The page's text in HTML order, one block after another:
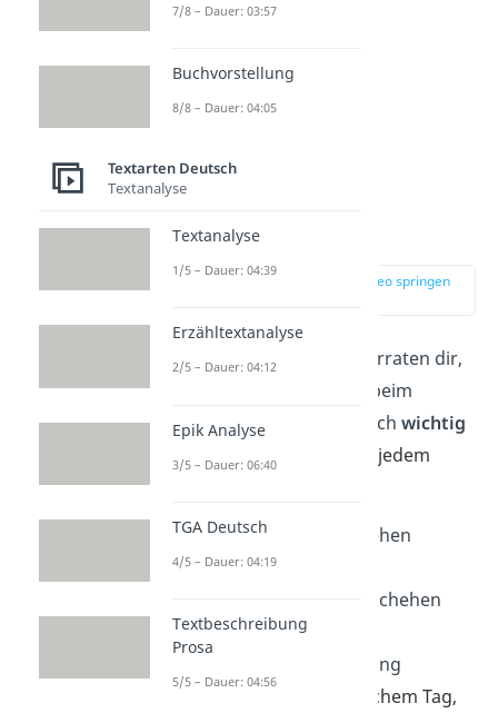
W-Fragen
zur Stelle im Video springen
Die siebenW-Fragen verraten dir,
che Informationen beim
Bericht schreiben wirklich wichtig
sin d. Diese musst du in jedem
Werwar am Geschehen
beteiligt?
hat sich das Geschehen
ereignet?
ist die Handlung
schehen? An welchem Tag,
7/8 – Dauer: 03:57
Buchvorstellung
8/8 – Dauer: 04:05
Textarten Deutsch
Textanalyse
Textanalyse
1/5 – Dauer: 04:39
Erzähltextanalyse
2/5 – Dauer: 04:12
Epik Analyse
3/5 – Dauer: 06:40
TGA Deutsch
4/5 – Dauer: 04:19
Textbeschreibung
Prosa
5/5 – Dauer: 04:56